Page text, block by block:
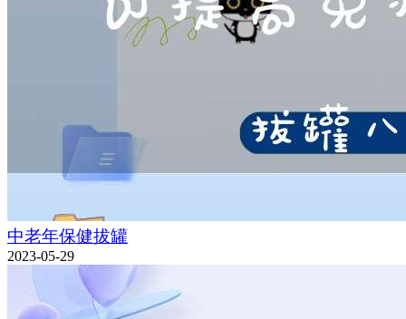
中老年保健拔罐
2023-05-29